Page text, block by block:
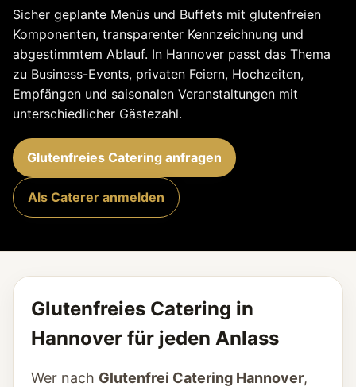
Sicher geplante Menüs und Buffets mit glutenfreien
Komponenten, transparenter Kennzeichnung und
abgestimmtem Ablauf. In Hannover passt das Thema
zu Business-Events, privaten Feiern, Hochzeiten,
Empfängen und saisonalen Veranstaltungen mit
unterschiedlicher Gästezahl.
Glutenfreies Catering anfragen
Als Caterer anmelden
Glutenfreies Catering in
Hannover für jeden Anlass
Wer nach Glutenfrei Catering Hannover,